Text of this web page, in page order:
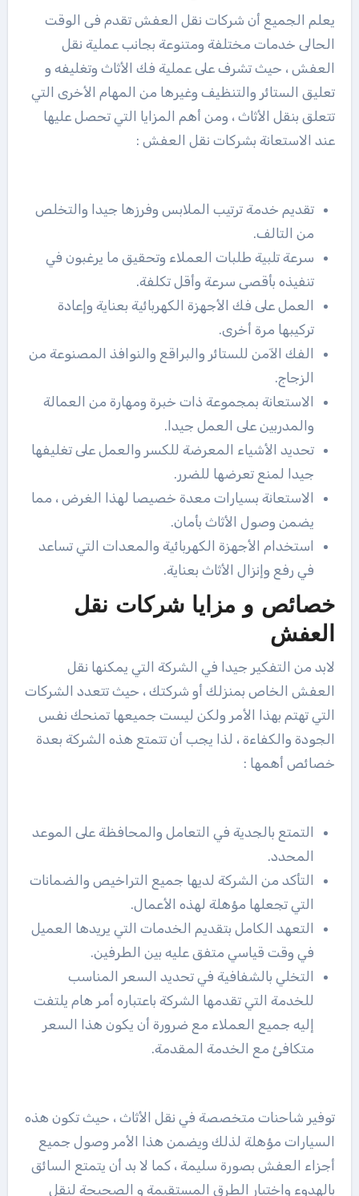
يعلم الجميع أن شركات نقل العفش تقدم فى الوقت
الحالى خدمات مختلفة ومتنوعة بجانب عملية نقل
العفش ، حيث تشرف على عملية فك الأثاث وتغليفه و
تعليق الستائر والتنظيف وغيرها من المهام الأخرى التي
تتعلق بنقل الأثاث ، ومن أهم المزايا التي تحصل عليها
عند الاستعانة بشركات نقل العفش :
تقديم خدمة ترتيب الملابس وفرزها جيدا والتخلص
من التالف.
سرعة تلبية طلبات العملاء وتحقيق ما يرغبون في
تنفيذه بأقصى سرعة وأقل تكلفة.
العمل على فك الأجهزة الكهربائية بعناية وإعادة
تركيبها مرة أخرى.
الفك الآمن للستائر والبراقع والنوافذ المصنوعة من
الزجاج.
الاستعانة بمجموعة ذات خبرة ومهارة من العمالة
والمدربين على العمل جيدا.
تحديد الأشياء المعرضة للكسر والعمل على تغليفها
جيدا لمنع تعرضها للضرر.
الاستعانة بسيارات معدة خصيصا لهذا الغرض ، مما
يضمن وصول الأثاث بأمان.
استخدام الأجهزة الكهربائية والمعدات التي تساعد
في رفع وإنزال الأثاث بعناية.
خصائص و مزايا شركات نقل
العفش
لابد من التفكير جيدا في الشركة التي يمكنها نقل
العفش الخاص بمنزلك أو شركتك ، حيث تتعدد الشركات
التي تهتم بهذا الأمر ولكن ليست جميعها تمنحك نفس
الجودة والكفاءة ، لذا يجب أن تتمتع هذه الشركة بعدة
خصائص أهمها :
التمتع بالجدية في التعامل والمحافظة على الموعد
المحدد.
التأكد من الشركة لديها جميع التراخيص والضمانات
التي تجعلها مؤهلة لهذه الأعمال.
التعهد الكامل بتقديم الخدمات التي يريدها العميل
في وقت قياسي متفق عليه بين الطرفين.
التخلي بالشفافية في تحديد السعر المناسب
للخدمة التي تقدمها الشركة باعتباره أمر هام يلتفت
إليه جميع العملاء مع ضرورة أن يكون هذا السعر
متكافئ مع الخدمة المقدمة.
توفير شاحنات متخصصة في نقل الأثاث ، حيث تكون هذه
السيارات مؤهلة لذلك ويضمن هذا الأمر وصول جميع
أجزاء العفش بصورة سليمة ، كما لا بد أن يتمتع السائق
بالهدوء واختيار الطرق المستقيمة و الصحيحة لنقل